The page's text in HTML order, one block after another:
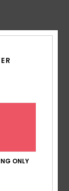
verificada
ONLY